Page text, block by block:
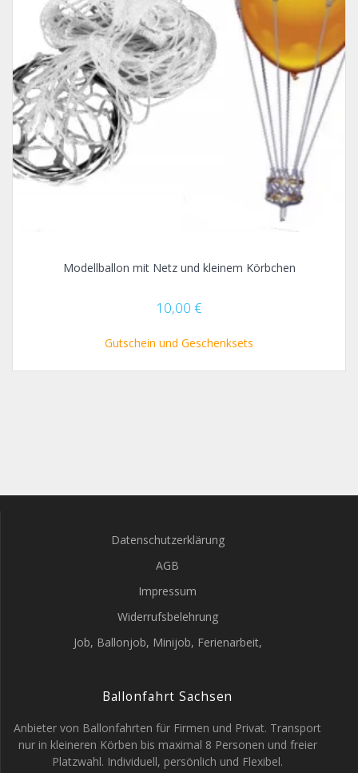
Modellballon mit Netz und kleinem Körbchen
10,00 €
Gutschein und Geschenksets
Datenschutzerklärung
AGB
Impressum
Widerrufsbelehrung
Job, Ballonjob, Minijob, Ferienarbeit,
Ballonfahrt Sachsen
Anbieter von Ballonfahrten für Firmen und Privat. Transport
nur in kleineren Körben bis maximal 8 Personen und freier
Platzwahl. Individuell, persönlich und Flexibel.